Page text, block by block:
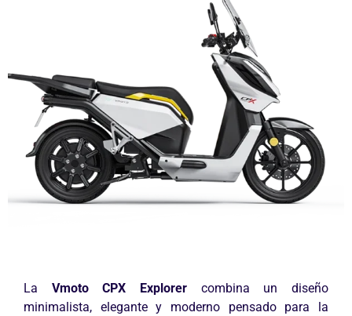
La Vmoto CPX Explorer combina un diseño
minimalista, elegante y moderno pensado para la